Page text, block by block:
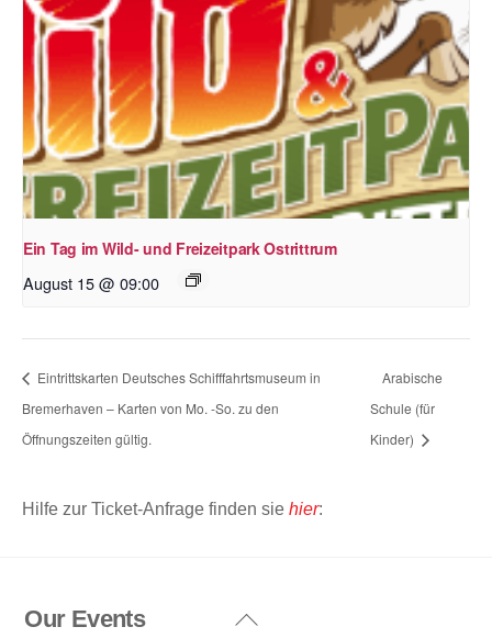
Ein Tag im Wild- und Freizeitpark Ostrittrum
August 15 @ 09:00
Eintrittskarten Deutsches Schifffahrtsmuseum in
Bremerhaven – Karten von Mo. -So. zu den
Öffnungszeiten gültig.
Arabische
Schule (für
Kinder)
Hilfe zur Ticket-Anfrage finden sie hier:
Back
Our Events